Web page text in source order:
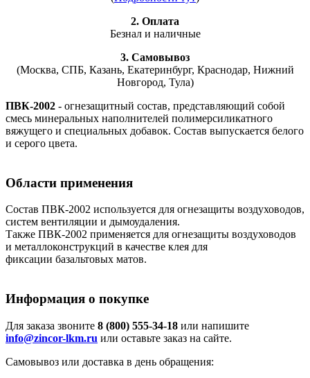
2. Оплата
Безнал и наличные
3. Самовывоз
(Москва, СПБ, Казань, Екатеринбург, Краснодар, Нижний
Новгород, Тула)
ПВК-2002 - огнезащитный состав, представляющий собой
смесь минеральных наполнителей полимерсиликатного
вяжущего и специальных добавок. Состав выпускается белого
и серого цвета.
Области применения
Состав ПВК-2002 используется для огнезащиты воздуховодов,
систем вентиляции и дымоудаления.
Также ПВК-2002 применяется для огнезащиты воздуховодов
и металлоконструкций в качестве клея для
фиксации базальтовых матов.
Информация о покупке
Для заказа звоните 8 (800) 555-34-18 или напишите
info@zincor-lkm.ru или оставьте заказ на сайте.
Самовывоз или доставка в день обращения: